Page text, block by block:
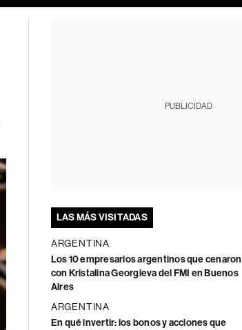
PUBLICIDAD
LAS MÁS VISITADAS
ARGENTINA
Los 10 empresarios argentinos que cenaron
con Kristalina Georgieva del FMI en Buenos
Aires
ARGENTINA
En qué invertir: los bonos y acciones que